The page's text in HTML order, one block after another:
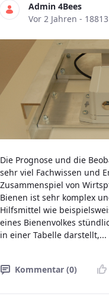
Admin 4Bees
Publikationsdatum
Vor 2 Jahren -
Die Prognose und die
sehr viel Fachwissen und
Zusammenspiel von
Bienen ist sehr komplex
Hilfsmittel wie
eines Bienenvolkes
in einer Tabelle darstellt,...
Kommentar (0)